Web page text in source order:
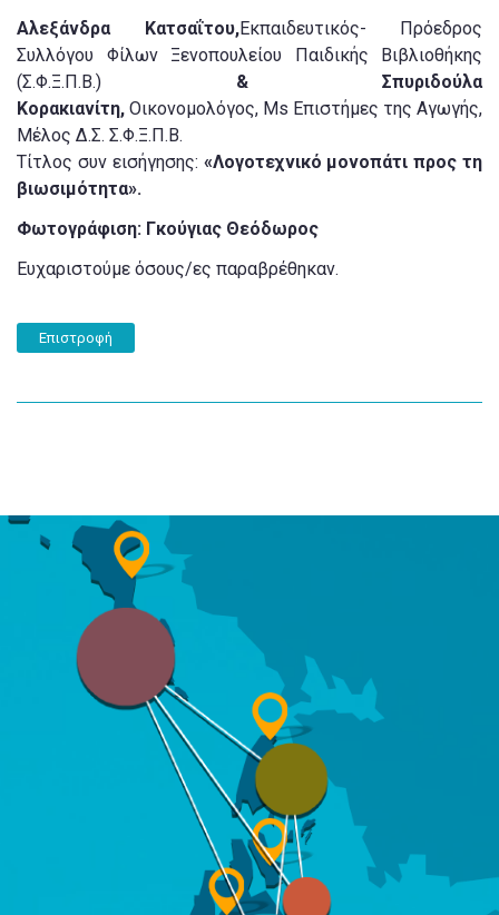
Αλεξάνδρα Κατσαΐτου,Εκπαιδευτικός- Πρόεδρος
Συλλόγου Φίλων Ξενοπουλείου Παιδικής Βιβλιοθήκης
(Σ.Φ.Ξ.Π.Β.) & Σπυριδούλα
Κορακιανίτη, Οικονομολόγος, Ms Επιστήμες της Αγωγής,
Μέλος Δ.Σ. Σ.Φ.Ξ.Π.Β.
Τίτλος συν εισήγησης: «Λογοτεχνικό μονοπάτι προς τη
βιωσιμότητα».
Φωτογράφιση: Γκούγιας Θεόδωρος
Ευχαριστούμε όσους/ες παραβρέθηκαν.
Επιστροφή